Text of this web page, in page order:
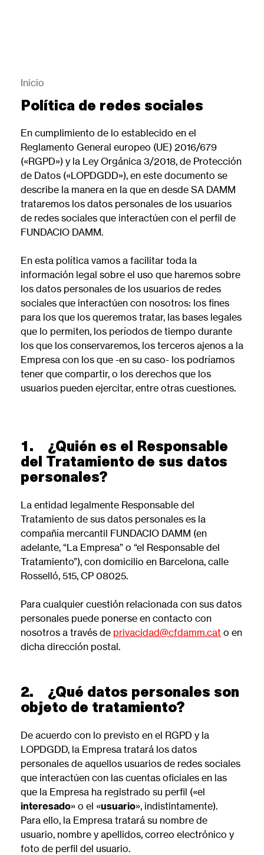
Sobrescribir
enlaces
de
ayuda
a
la
navegación
Inicio
Política de redes sociales
En cumplimiento de lo establecido en el
Reglamento General europeo (UE) 2016/679
(«RGPD») y la Ley Orgánica 3/2018, de Protección
de Datos («LOPDGDD»), en este documento se
describe la manera en la que en desde SA DAMM
trataremos los datos personales de los usuarios
de redes sociales que interactúen con el perfil de
FUNDACIO DAMM.
En esta política vamos a facilitar toda la
información legal sobre el uso que haremos sobre
los datos personales de los usuarios de redes
sociales que interactúen con nosotros: los fines
para los que los queremos tratar, las bases legales
que lo permiten, los períodos de tiempo durante
los que los conservaremos, los terceros ajenos a la
Empresa con los que -en su caso- los podríamos
tener que compartir, o los derechos que los
usuarios pueden ejercitar, entre otras cuestiones.
1. ¿Quién es el Responsable
del Tratamiento de sus datos
personales?
La entidad legalmente Responsable del
Tratamiento de sus datos personales es la
compañía mercantil FUNDACIO DAMM (en
adelante, “La Empresa” o “el Responsable del
Tratamiento”), con domicilio en Barcelona, calle
Rosselló, 515, CP 08025.
Para cualquier cuestión relacionada con sus datos
personales puede ponerse en contacto con
nosotros a través de privacidad@cfdamm.cat o en
dicha dirección postal.
2. ¿Qué datos personales son
objeto de tratamiento?
De acuerdo con lo previsto en el RGPD y la
LOPDGDD, la Empresa tratará los datos
personales de aquellos usuarios de redes sociales
que interactúen con las cuentas oficiales en las
que la Empresa ha registrado su perfil («el
interesado» o el «usuario», indistintamente).
Para ello, la Empresa tratará su nombre de
usuario, nombre y apellidos, correo electrónico y
foto de perfil del usuario.